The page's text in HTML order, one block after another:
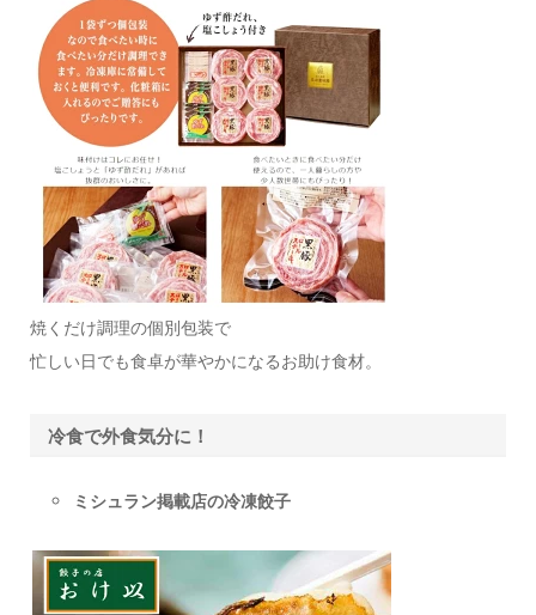
焼くだけ調理の個別包装で
忙しい日でも食卓が華やかになるお助け食材。
冷食で外食気分に！
ミシュラン掲載店の冷凍餃子